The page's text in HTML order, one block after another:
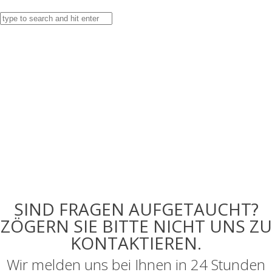
SIND FRAGEN AUFGETAUCHT?
ZÖGERN SIE BITTE NICHT UNS ZU
KONTAKTIEREN.
Wir melden uns bei Ihnen in 24 Stunden